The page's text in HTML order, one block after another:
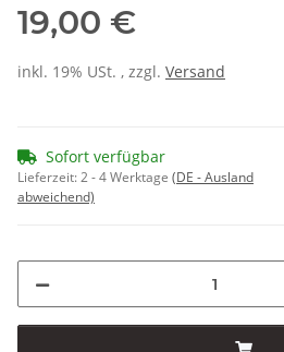
19,00 €
inkl. 19% USt. , zzgl. Versand
Sofort verfügbar
Lieferzeit:2 - 4 Werktage (DE - Ausland
abweichend)